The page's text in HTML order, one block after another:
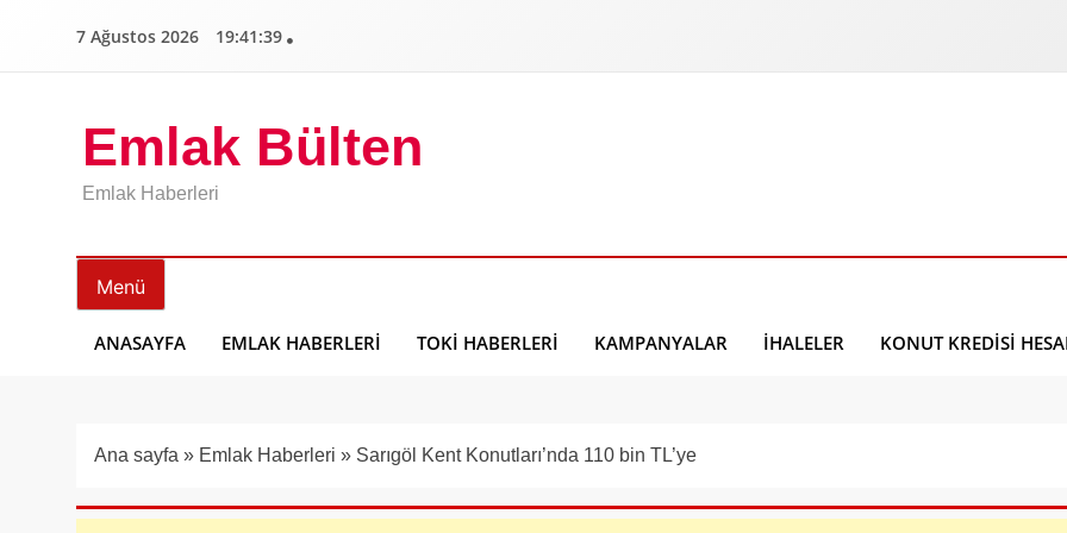
7 Ağustos 2026 19:41:40
Emlak Bülten
Emlak Haberleri
Menü
ANASAYFA EMLAK HABERLERI TOKI HABERLERI KAMPANYALAR İHALELER KONUT KREDISI
Ana sayfa » Emlak Haberleri » Sarıgöl Kent Konutları’nda 110 bin TL’ye